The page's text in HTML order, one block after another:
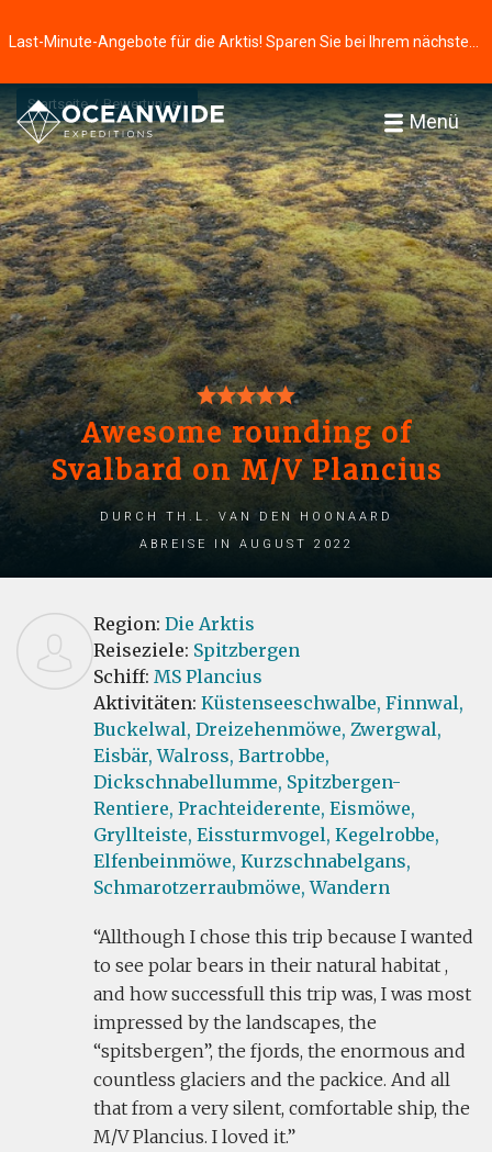
Menü
Startseite Bewertungen
Awesome rounding of
Svalbard on M/V Plancius
durch Th.L. van den Hoonaard
Abreise in August 2022
Region: Die Arktis
Reiseziele: Spitzbergen
Schiff: MS Plancius
Aktivitäten: Küstenseeschwalbe, Finnwal,
Buckelwal, Dreizehenmöwe, Zwergwal,
Eisbär, Walross, Bartrobbe,
Dickschnabellumme, Spitzbergen-
Rentiere, Prachteiderente, Eismöwe,
Gryllteiste, Eissturmvogel, Kegelrobbe,
Elfenbeinmöwe, Kurzschnabelgans,
Schmarotzerraubmöwe, Wandern
Allthough I chose this trip because I wanted
to see polar bears in their natural habitat ,
and how successfull this trip was, I was most
impressed by the landscapes, the
“spitsbergen”, the fjords, the enormous and
countless glaciers and the packice. And all
that from a very silent, comfortable ship, the
M/V Plancius. I loved it.